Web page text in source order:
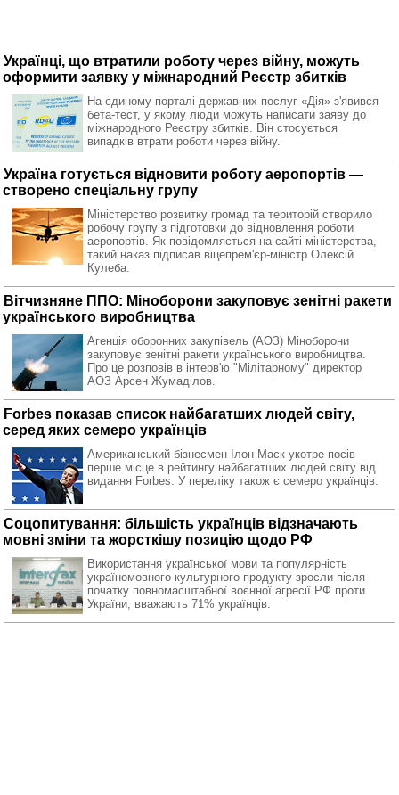
Українці, що втратили роботу через війну, можуть
оформити заявку у міжнародний Реєстр збитків
На єдиному порталі державних послуг «Дія» з'явився
бета-тест, у якому люди можуть написати заяву до
міжнародного Реєстру збитків. Він стосується
випадків втрати роботи через війну.
Україна готується відновити роботу аеропортів —
створено спеціальну групу
Міністерство розвитку громад та територій створило
робочу групу з підготовки до відновлення роботи
аеропортів. Як повідомляється на сайті міністерства,
такий наказ підписав віцепрем'єр-міністр Олексій
Кулеба.
Вітчизняне ППО: Міноборони закуповує зенітні ракети
українського виробництва
Агенція оборонних закупівель (АОЗ) Міноборони
закуповує зенітні ракети українського виробництва.
Про це розповів в інтерв'ю "Мілітарному" директор
АОЗ Арсен Жумаділов.
Forbes показав список найбагатших людей світу,
серед яких семеро українців
Американський бізнесмен Ілон Маск укотре посів
перше місце в рейтингу найбагатших людей світу від
видання Forbes. У переліку також є семеро українців.
Соцопитування: більшість українців відзначають
мовні зміни та жорсткішу позицію щодо РФ
Використання української мови та популярність
україномовного культурного продукту зросли після
початку повномасштабної воєнної агресії РФ проти
України, вважають 71% українців.